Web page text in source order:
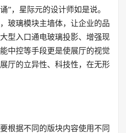
”，星际元的设计师如是说。
玻璃模块主墙体，让企业的品
型入口通电玻璃投影、增强现
中控等手段更是使展厅的视觉
厅的立异性、科技性，在无形
据不同的版块内容使用不同